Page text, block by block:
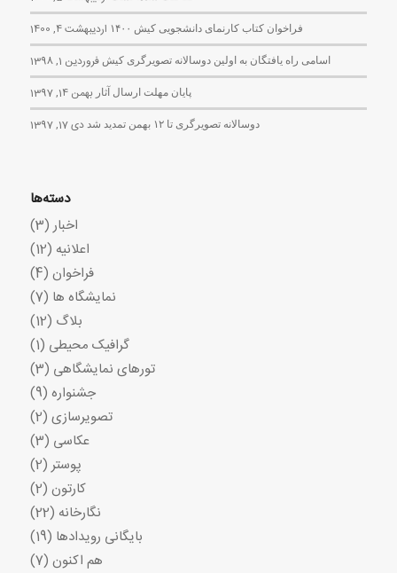
فراخوان کتاب کارنمای دانشجویی کیش ۱۴۰۰ اردیبهشت 4, 1400
اسامی راه یافتگان به اولین دوسالانه تصویرگری کیش فروردین 1, 1398
پایان مهلت ارسال آثار بهمن 14, 1397
دوسالانه تصویرگری تا ۱۲ بهمن تمدید شد دی 17, 1397
دسته‌ها
اخبار (3)
اعلانیه (12)
فراخوان (4)
نمایشگاه ها (7)
بلاگ (12)
گرافیک محیطی (1)
تورهای نمایشگاهی (3)
جشنواره (9)
تصویرسازی (2)
عکاسی (3)
پوستر (2)
کارتون (2)
نگارخانه (22)
بایگانی رویدادها (19)
هم اکنون (7)